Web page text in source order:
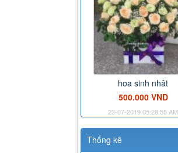
hoa sinh nhât
500.000 VND
23-07-2019 05:28:55 AM
Thống kê